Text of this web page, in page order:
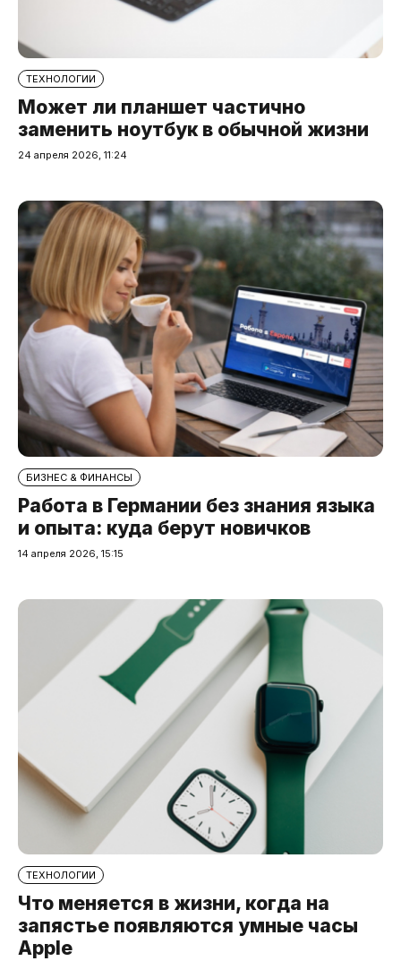
ТЕХНОЛОГИИ
Может ли планшет частично
заменить ноутбук в обычной жизни
24 апреля 2026, 11:24
БИЗНЕС & ФИНАНСЫ
Работа в Германии без знания языка
и опыта: куда берут новичков
14 апреля 2026, 15:15
ТЕХНОЛОГИИ
Что меняется в жизни, когда на
запястье появляются умные часы
Apple